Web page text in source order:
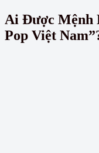
Ai Được Mệnh
Pop Việt